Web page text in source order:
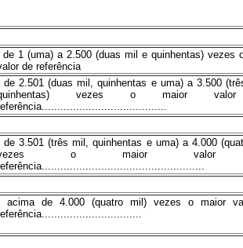
de 1 (uma) a 2.500 (duas mil e quinhentas) vezes
de referência
de 2.501 (duas mil, quinhentas e uma) a 3.500
vezes o maior
de 3.501 (três mil, quinhentas e uma) a 4.000
o maior valor
acima de 4.000 (quatro mil) vezes o maior